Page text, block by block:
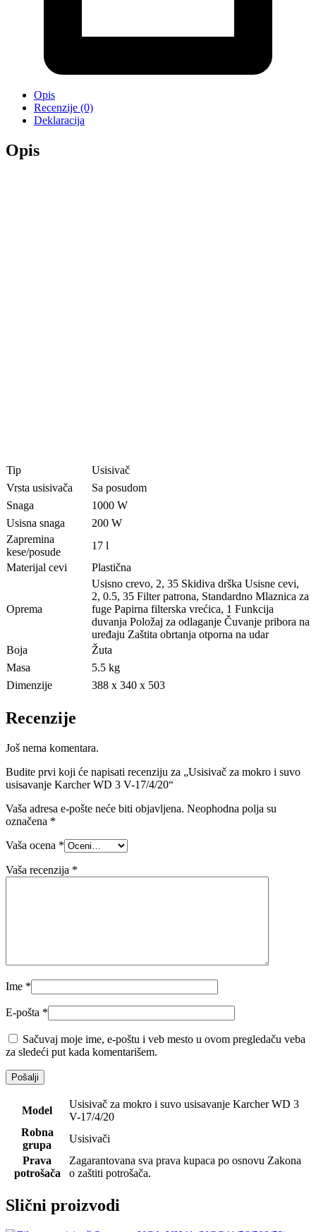
Opis
Recenzije (0)
Deklaracija
Opis
Tip
Usisivač
Vrsta usisivača
Sa posudom
Snaga
1000 W
Usisna snaga
200 W
Zapremina
kese/posude
17 l
Materijal cevi
Plastična
Oprema
Usisno crevo, 2, 35 Skidiva drška Usisne cevi,
2, 0.5, 35 Filter patrona, Standardno Mlaznica za
fuge Papirna filterska vrećica, 1 Funkcija
duvanja Položaj za odlaganje Čuvanje pribora na
uređaju Zaštita obrtanja otporna na udar
Boja
Žuta
Masa
5.5 kg
Dimenzije
388 x 340 x 503
Recenzije
Još nema komentara.
Budite prvi koji će napisati recenziju za „Usisivač za mokro i suvo
usisavanje Karcher WD 3 V-17/4/20“
Vaša adresa e-pošte neće biti objavljena. Neophodna polja su
označena *
Vaša ocena *
Vaša recenzija *
Ime *
E-pošta *
Sačuvaj moje ime, e-poštu i veb mesto u ovom pregledaču veba
za sledeći put kada komentarišem.
Model
Usisivač za mokro i suvo usisavanje Karcher WD 3
V-17/4/20
Robna
grupa
Usisivači
Prava
potrošača
Zagarantovana sva prava kupaca po osnovu Zakona
o zaštiti potrošača.
Slični proizvodi